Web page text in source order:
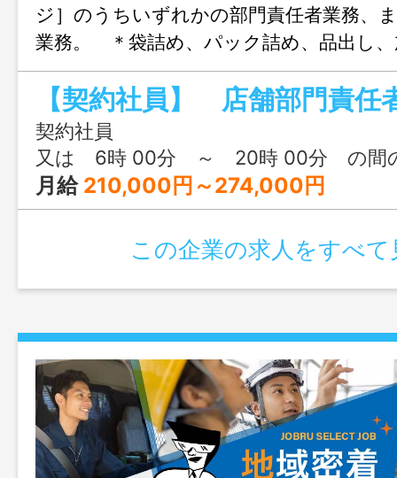
ジ］のうちいずれかの部門責任者業務、
業務。 ＊袋詰め、パック詰め、品出し、
業、売場管理 ＊部門人員管理、売上・利
発注等 （業務範囲：変更あり、配置
属部門について】 経験者については経
先。 未経験者の担当部門は採用時に会社
す。 配属先店舗は通勤時間片道１時間
務エリアについて希望がある場合は面接
ださい。 （（例）松江市中心の勤務、
契約社員
又は 6時 00分 ～ 20時 00分 の間
月給 210,000円～274,000円
この企業の求人をすべて